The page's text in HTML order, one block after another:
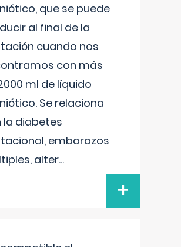
que se puede
al final de la
cuando nos
con más
ml de líquido
Se relaciona
la diabetes
embarazos
alter...
+